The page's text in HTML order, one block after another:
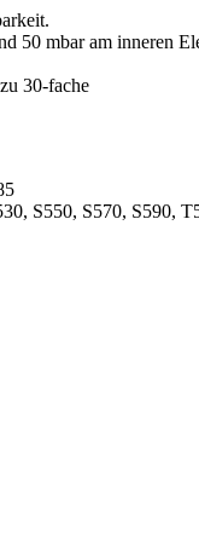
50 mbar am inneren
30-fache
S550, S570, S590,